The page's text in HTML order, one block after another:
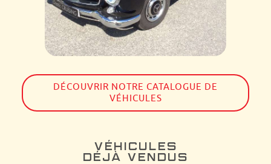
DÉCOUVRIR NOTRE CATALOGUE DE
VÉHICULES
VÉHICULES
DÉJÀ VENDUS